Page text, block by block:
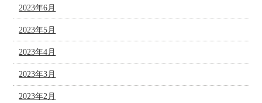
2023年6月
2023年5月
2023年4月
2023年3月
2023年2月